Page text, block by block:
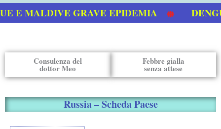
MALDIVE GRAVE EPIDEMIA
Consulenza del
dottor Meo
Febbre gialla
senza attese
Russia – Scheda Paese